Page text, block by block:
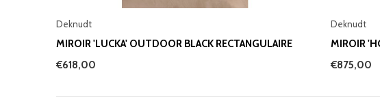
Deknudt
MIROIR 'LUCKA' OUTDOOR BLACK RECTANGULAIRE
€618,00
Deknudt
MIROIR
€875,00